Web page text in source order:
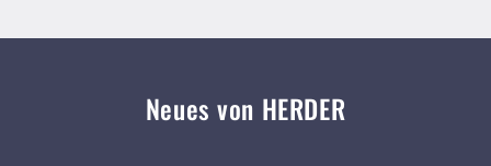
Neues von HERDER